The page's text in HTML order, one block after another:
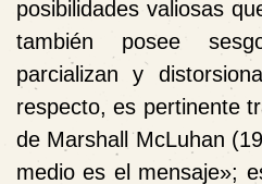
posibilidades valiosas
también posee
parcializan y
respecto, es pertinente
de Marshall McLuhan
medio es el mensaje»;